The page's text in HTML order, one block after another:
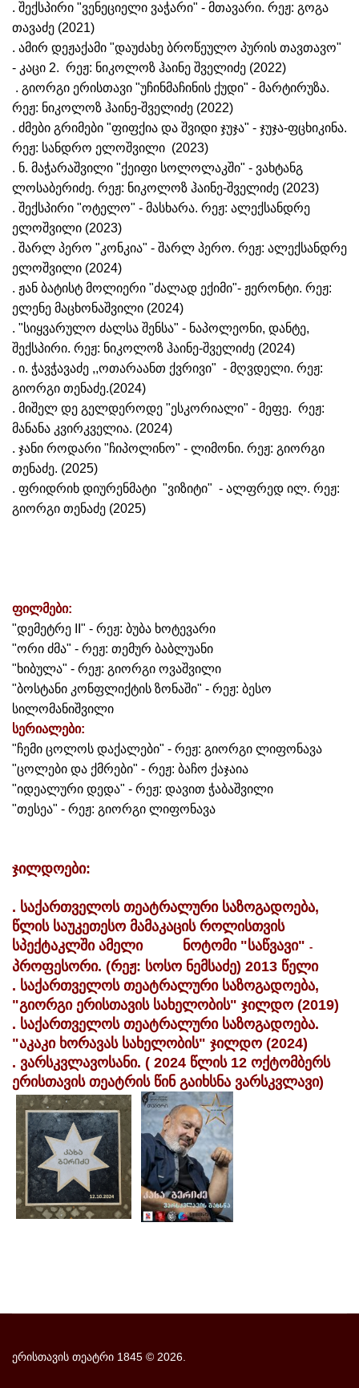
. შექსპირი "ვენეციელი ვაჭარი" - მთავარი. რეჟ: გოგა
თავაძე (2021)
. ამირ დეჟაქამი "დაუძახე ბროწეულო პურის თავთავო"
- კაცი 2. რეჟ: ნიკოლოზ ჰაინე შველიძე (2022)
. გიორგი ერისთავი "უჩინმაჩინის ქუდი" - მარტირუზა.
რეჟ: ნიკოლოზ ჰაინე-შველიძე (2022)
. ძმები გრიმები "ფიფქია და შვიდი ჯუჯა" - ჯუჯა-ფცხიკინა.
რეჟ: სანდრო ელოშვილი (2023)
. ნ. მაჭარაშვილი "ქეიფი სოლოლაკში" - ვახტანგ
ლოსაბერიძე. რეჟ: ნიკოლოზ ჰაინე-შველიძე (2023)
. შექსპირი "ოტელო" - მასხარა. რეჟ: ალექსანდრე
ელოშვილი (2023)
. შარლ პერო "კონკია" - შარლ პერო. რეჟ: ალექსანდრე
ელოშვილი (2024)
. ჟან ბატისტ მოლიერი "ძალად ექიმი"- ჟერონტი. რეჟ:
ელენე მაცხონაშვილი (2024)
. "სიყვარულო ძალსა შენსა" - ნაპოლეონი, დანტე,
შექსპირი. რეჟ: ნიკოლოზ ჰაინე-შველიძე (2024)
. ი. ჭავჭავაძე ,,ოთარაანთ ქვრივი" - მღვდელი. რეჟ:
გიორგი თენაძე.(2024)
. მიშელ დე გელდეროდე "ესკორიალი" - მეფე. რეჟ:
მანანა კვირკველია. (2024)
. ჯანი როდარი "ჩიპოლინო" - ლიმონი. რეჟ: გიორგი
თენაძე. (2025)
. ფრიდრიხ დიურენმატი "ვიზიტი" - ალფრედ ილ. რეჟ:
გიორგი თენაძე (2025)
ფილმები:
"დემეტრე II" - რეჟ: ბუბა ხოტევარი
"ორი ძმა" - რეჟ: თემურ ბაბლუანი
"ხიბულა" - რეჟ: გიორგი ოვაშვილი
"ბოსტანი კონფლიქტის ზონაში" - რეჟ: ბესო
სილომანიშვილი
სერიალები:
"ჩემი ცოლოს დაქალები" - რეჟ: გიორგი ლიფონავა
"ცოლები და ქმრები" - რეჟ: ბაჩო ქაჯაია
"იდეალური დედა" - რეჟ: დავით ჭაბაშვილი
"თესეა" - რეჟ: გიორგი ლიფონავა
ჯილდოები:
. საქართველოს თეატრალური საზოგადოება,
წლის საუკეთესო მამაკაცის როლისთვის
სპექტაკლში ამელი ნოტომი "საწვავი" -
პროფესორი. (რეჟ: სოსო ნემსაძე) 2013 წელი
. საქართველოს თეატრალური საზოგადოება,
"გიორგი ერისთავის სახელობის" ჯილდო (2019)
. საქართველოს თეატრალური საზოგადოება.
"აკაკი ხორავას სახელობის" ჯილდო (2024)
. ვარსკვლავოსანი. ( 2024 წლის 12 ოქტომბერს
ერისთავის თეატრის წინ გაიხსნა ვარსკვლავი)
ერისთავის თეატრი 1845 © 2026.